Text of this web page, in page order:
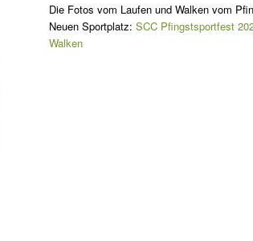
Die Fotos vom Laufen und Walken vom
Neuen Sportplatz:SCC Pfingstsportfest
Walken